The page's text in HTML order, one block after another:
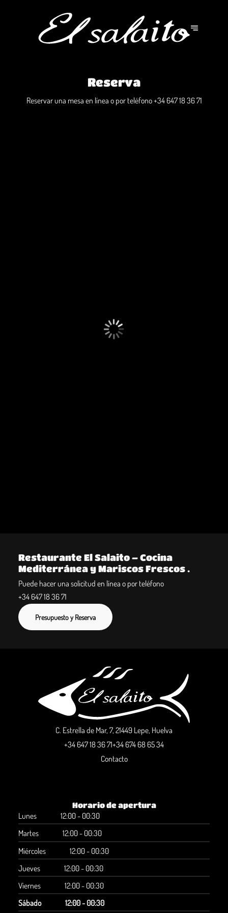
Reserva
Reservar una mesa en línea o por teléfono+34 647 18 36 71
Restaurante El Salaito – Cocina
Mediterránea y Mariscos Frescos .
Puede hacer una solicitud en línea o por teléfono
+34 647 18 36 71
Presupuesto y Reserva
C. Estrella de Mar, 7, 21449 Lepe, Huelva
+34 647 18 36 71+34 674 68 65 34
Contacto
Horario de apertura
Lunes
12:00 - 00:30
Martes
12:00 - 00:30
Miércoles
12:00 - 00:30
Jueves
12:00 - 00:30
Viernes
12:00 - 00:30
Sábado
12:00 - 00:30